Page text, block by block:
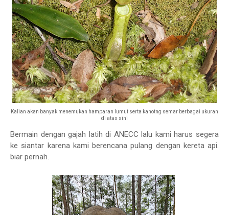
Kalian akan banyak menemukan hamparan lumut serta kanotng semar berbagai ukuran
di atas sini
Bermain dengan gajah latih di ANECC lalu kami harus segera
ke siantar karena kami berencana pulang dengan kereta api.
biar pernah.